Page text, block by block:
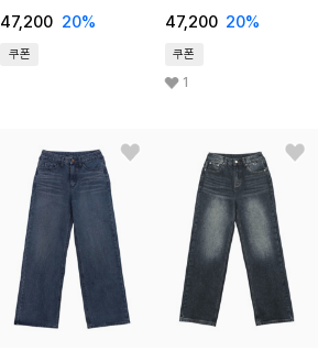
47,200 20%
쿠폰
47,200 20%
쿠폰
1